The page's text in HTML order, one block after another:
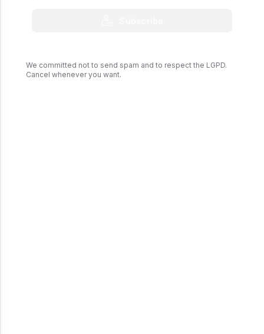
We committed not to send spam and to respect the LGPD.
Cancel whenever you want.